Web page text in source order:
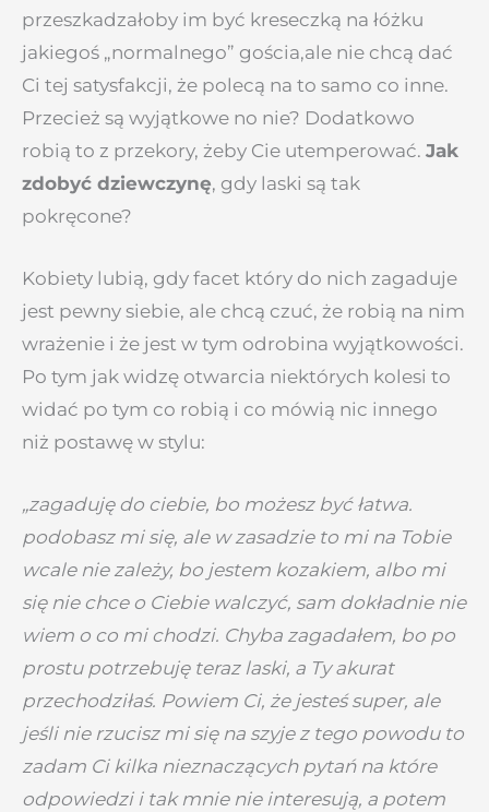
przeszkadzałoby im być kreseczką na łóżku
jakiegoś „normalnego” gościa,ale nie chcą dać
Ci tej satysfakcji, że polecą na to samo co inne.
Przecież są wyjątkowe no nie? Dodatkowo
robią to z przekory, żeby Cie utemperować. Jak
zdobyć dziewczynę, gdy laski są tak
pokręcone?
Kobiety lubią, gdy facet który do nich zagaduje
jest pewny siebie, ale chcą czuć, że robią na nim
wrażenie i że jest w tym odrobina wyjątkowości.
Po tym jak widzę otwarcia niektórych kolesi to
widać po tym co robią i co mówią nic innego
niż postawę w stylu:
„zagaduję do ciebie, bo możesz być łatwa.
podobasz mi się, ale w zasadzie to mi na Tobie
wcale nie zależy, bo jestem kozakiem, albo mi
się nie chce o Ciebie walczyć, sam dokładnie nie
wiem o co mi chodzi. Chyba zagadałem, bo po
prostu potrzebuję teraz laski, a Ty akurat
przechodziłaś. Powiem Ci, że jesteś super, ale
jeśli nie rzucisz mi się na szyje z tego powodu to
zadam Ci kilka nieznaczących pytań na które
odpowiedzi i tak mnie nie interesują, a potem